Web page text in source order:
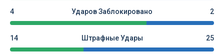
4 Ударов Заблокировано 2
14 Штрафные Удары 25